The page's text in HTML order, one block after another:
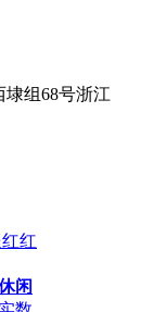
组68号浙江
红
闲